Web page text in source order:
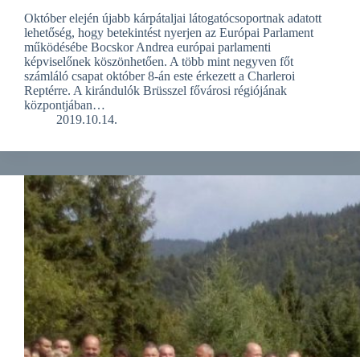
Október elején újabb kárpátaljai látogatócsoportnak adatott
lehetőség, hogy betekintést nyerjen az Európai Parlament
működésébe Bocskor Andrea európai parlamenti
képviselőnek köszönhetően. A több mint negyven főt
számláló csapat október 8-án este érkezett a Charleroi
Reptérre. A kirándulók Brüsszel fővárosi régiójának
központjában…
2019.10.14.